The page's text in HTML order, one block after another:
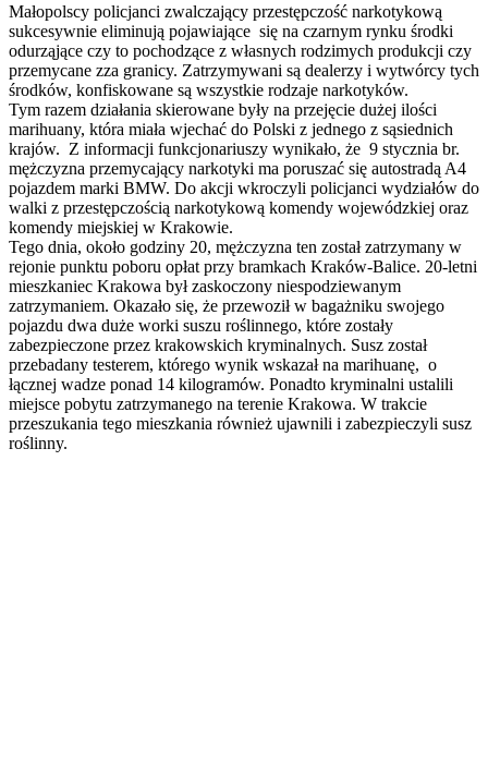
Małopolscy policjanci zwalczający przestępczość narkotykową
sukcesywnie eliminują pojawiające się na czarnym rynku środki
odurząjące czy to pochodzące z własnych rodzimych produkcji czy
przemycane zza granicy. Zatrzymywani są dealerzy i wytwórcy tych
środków, konfiskowane są wszystkie rodzaje narkotyków.
Tym razem działania skierowane były na przejęcie dużej ilości
marihuany, która miała wjechać do Polski z jednego z sąsiednich
krajów. Z informacji funkcjonariuszy wynikało, że 9 stycznia br.
mężczyzna przemycający narkotyki ma poruszać się autostradą A4
pojazdem marki BMW. Do akcji wkroczyli policjanci wydziałów do
walki z przestępczością narkotykową komendy wojewódzkiej oraz
komendy miejskiej w Krakowie.
Tego dnia, około godziny 20, mężczyzna ten został zatrzymany w
rejonie punktu poboru opłat przy bramkach Kraków-Balice. 20-letni
mieszkaniec Krakowa był zaskoczony niespodziewanym
zatrzymaniem. Okazało się, że przewoził w bagażniku swojego
pojazdu dwa duże worki suszu roślinnego, które zostały
zabezpieczone przez krakowskich kryminalnych. Susz został
przebadany testerem, którego wynik wskazał na marihuanę, o
łącznej wadze ponad 14 kilogramów. Ponadto kryminalni ustalili
miejsce pobytu zatrzymanego na terenie Krakowa. W trakcie
przeszukania tego mieszkania również ujawnili i zabezpieczyli susz
roślinny.